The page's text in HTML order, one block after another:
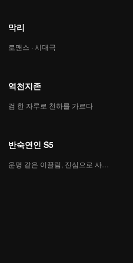
막리
로맨스 · 시대극
역천지존
검 한 자루로 천하를 가르다
반숙연인 S5
운명 같은 이끌림, 진심으로 사랑하다